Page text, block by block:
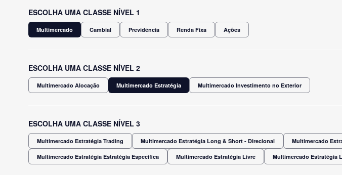
ESCOLHA UMA CLASSE NÍVEL 1
Multimercado Cambial Previdência Renda Fixa Ações
ESCOLHA UMA CLASSE NÍVEL 2
Multimercado Alocação Multimercado Estratégia Multimercado Investimento no Exterior
ESCOLHA UMA CLASSE NÍVEL 3
Multimercado Estratégia Trading Multimercado Estratégia Long & Short - Direcional Multimercado
Multimercado Estratégia Estratégia Específica Multimercado Estratégia Livre Multimercado Estratégia